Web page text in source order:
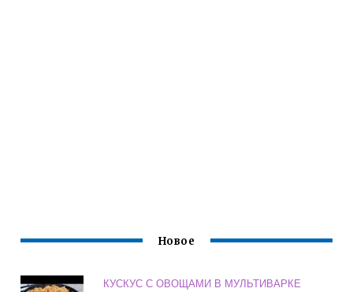
Новое
КУСКУС С ОВОЩАМИ В МУЛЬТИВАРКЕ